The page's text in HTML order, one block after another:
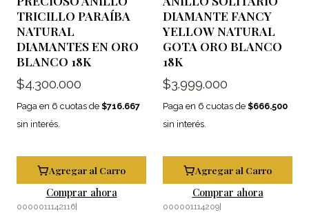
TRICILLO PARAÍBA
NATURAL
DIAMANTES EN ORO
BLANCO 18K
$4.300.000
Paga en 6 cuotas de $716.667
sin interés.
Agregar al Carro
Comprar ahora
DIAMANTE FANCY
YELLOW NATURAL
GOTA ORO BLANCO
18K
$3.999.000
Paga en 6 cuotas de $666.500
sin interés.
Agregar al Carro
Comprar ahora
0000011142116 000001114209